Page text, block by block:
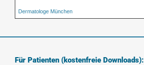
Dermatologe München
Für Patienten (kostenfreie Downloads):